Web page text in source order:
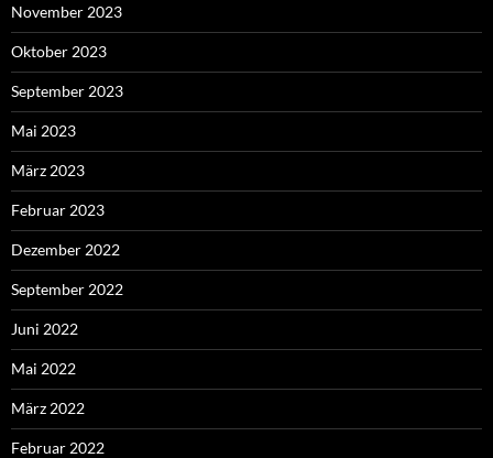
November 2023
Oktober 2023
September 2023
Mai 2023
März 2023
Februar 2023
Dezember 2022
September 2022
Juni 2022
Mai 2022
März 2022
Februar 2022